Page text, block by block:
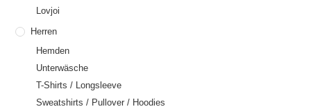
Lovjoi
Herren
Hemden
Unterwäsche
T-Shirts / Longsleeve
Sweatshirts / Pullover / Hoodies